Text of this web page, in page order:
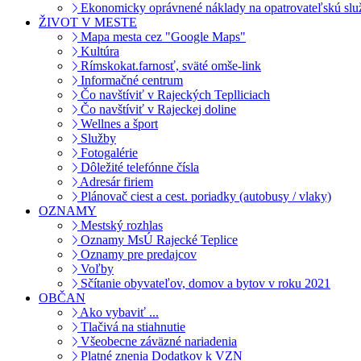
Ekonomicky oprávnené náklady na opatrovateľskú
ŽIVOT V MESTE
Mapa mesta cez "Google Maps"
Kultúra
Rímskokat.farnosť, sväté omše-link
Informačné centrum
Čo navštíviť v Rajeckých Teplliciach
Čo navštíviť v Rajeckej doline
Wellnes a šport
Služby
Fotogalérie
Dôležité telefónne čísla
Adresár firiem
Plánovač ciest a cest. poriadky (autobusy / vlaky)
OZNAMY
Mestský rozhlas
Oznamy MsÚ Rajecké Teplice
Oznamy pre predajcov
Voľby
Sčítanie obyvateľov, domov a bytov v roku 2021
OBČAN
Ako vybaviť ...
Tlačivá na stiahnutie
Všeobecne záväzné nariadenia
Platné znenia Dodatkov k VZN